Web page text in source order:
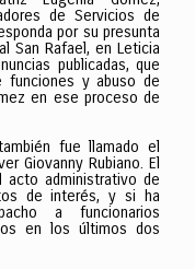
de Servicios de
por su presunta
San Rafael, en Leticia
publicadas, que
funciones y abuso de
en ese proceso de
fue llamado el
Giovanny Rubiano. El
acto administrativo de
de interés, y si ha
a funcionarios
en los últimos dos